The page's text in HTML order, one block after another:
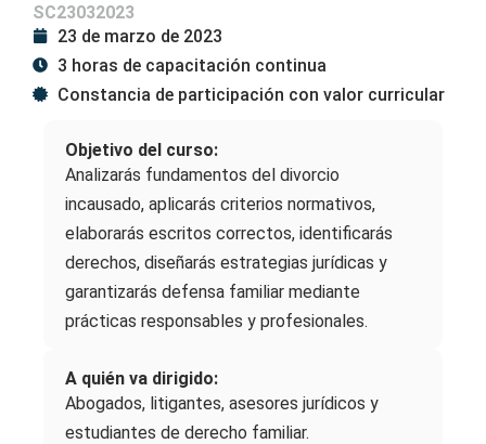
SC23032023
23 de marzo de 2023
3 horas de capacitación continua
Constancia de participación con valor curricular
Objetivo del curso:
Analizarás fundamentos del divorcio
incausado, aplicarás criterios normativos,
elaborarás escritos correctos, identificarás
derechos, diseñarás estrategias jurídicas y
garantizarás defensa familiar mediante
prácticas responsables y profesionales.
A quién va dirigido:
Abogados, litigantes, asesores jurídicos y
estudiantes de derecho familiar.